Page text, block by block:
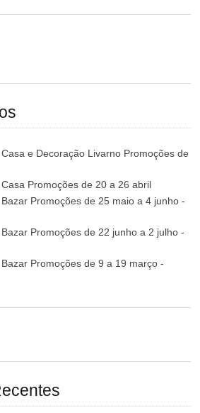
e Decoração Livarno Promoções de
Promoções de 20 a 26 abril
Promoções de 25 maio a 4 junho -
Promoções de 22 junho a 2 julho -
Promoções de 9 a 19 março -